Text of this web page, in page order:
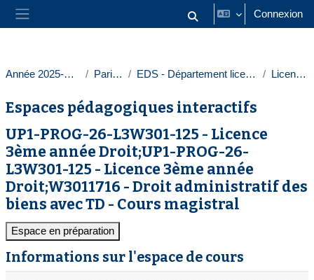
Passer au contenu principal
Panneau latéral Activer/désactiver la saisie
Connexion
Année 2025-2026 Paris 1 EDS - Département licences Licences
Espaces pédagogiques interactifs
UP1-PROG-26-L3W301-125 - Licence
3ème année Droit;UP1-PROG-26-
L3W301-125 - Licence 3ème année
Droit;W3011716 - Droit administratif des
biens avec TD - Cours magistral
Espace en préparation
Informations sur l'espace de cours